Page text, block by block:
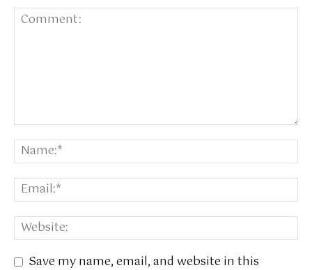
Save my name, email, and website in this